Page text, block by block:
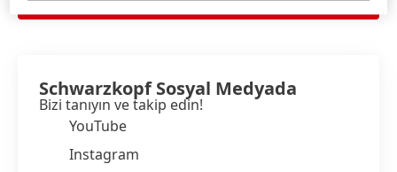
Schwarzkopf Sosyal Medyada
Bizi tanıyın ve takip edin!
YouTube
Instagram